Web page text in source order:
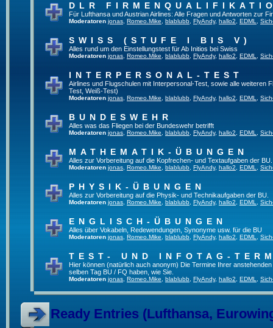
DLR
Für Lufthansa und Austrian Airlines: Alle Fragen und Antworten zur
Moderatoren jonas Romeo.Mike blablubb FlyAndy, hallo2 EDML
SWISS (STUFE I BIS V)
Alles rund um den Einstellungstest für Ab Initios bei Swiss
Moderatoren jonas Romeo.Mike blablubb FlyAndy, hallo2 EDML
INTERPERSONAL-TEST
Airlines und Flugschulen mit Interpersonal-Test, sowie alle weiteren
Test, Weiß-Test)
Moderatoren jonas Romeo.Mike blablubb FlyAndy, hallo2 EDML
BUNDESWEHR
Alles was das Fliegen bei der Bundeswehr betrifft
Moderatoren jonas Romeo.Mike blablubb FlyAndy, hallo2 EDML
MATHEMATIK-ÜBUNGEN
Alles zur Vorbereitung auf die Kopfrechen- und Textaufgaben der BU.
Moderatoren jonas Romeo.Mike blablubb FlyAndy, hallo2 EDML
PHYSIK-ÜBUNGEN
Alles zur Vorbereitung auf die Physik- und Technikaufgaben der BU.
Moderatoren jonas Romeo.Mike blablubb FlyAndy, hallo2 EDML
ENGLISCH-ÜBUNGEN
Alles über Vokabeln, Redewendungen, Synonyme usw. für die BU
Moderatoren jonas Romeo.Mike blablubb FlyAndy, hallo2 EDML
TEST- UND INFOTAG-
Hier können (natürlich auch anonym) Die Termine Ihrer
selben Tag BU / FQ haben, wie Sie.
Moderatoren jonas Romeo.Mike blablubb FlyAndy, hallo2 EDML
Ready Entries (Lufthansa,